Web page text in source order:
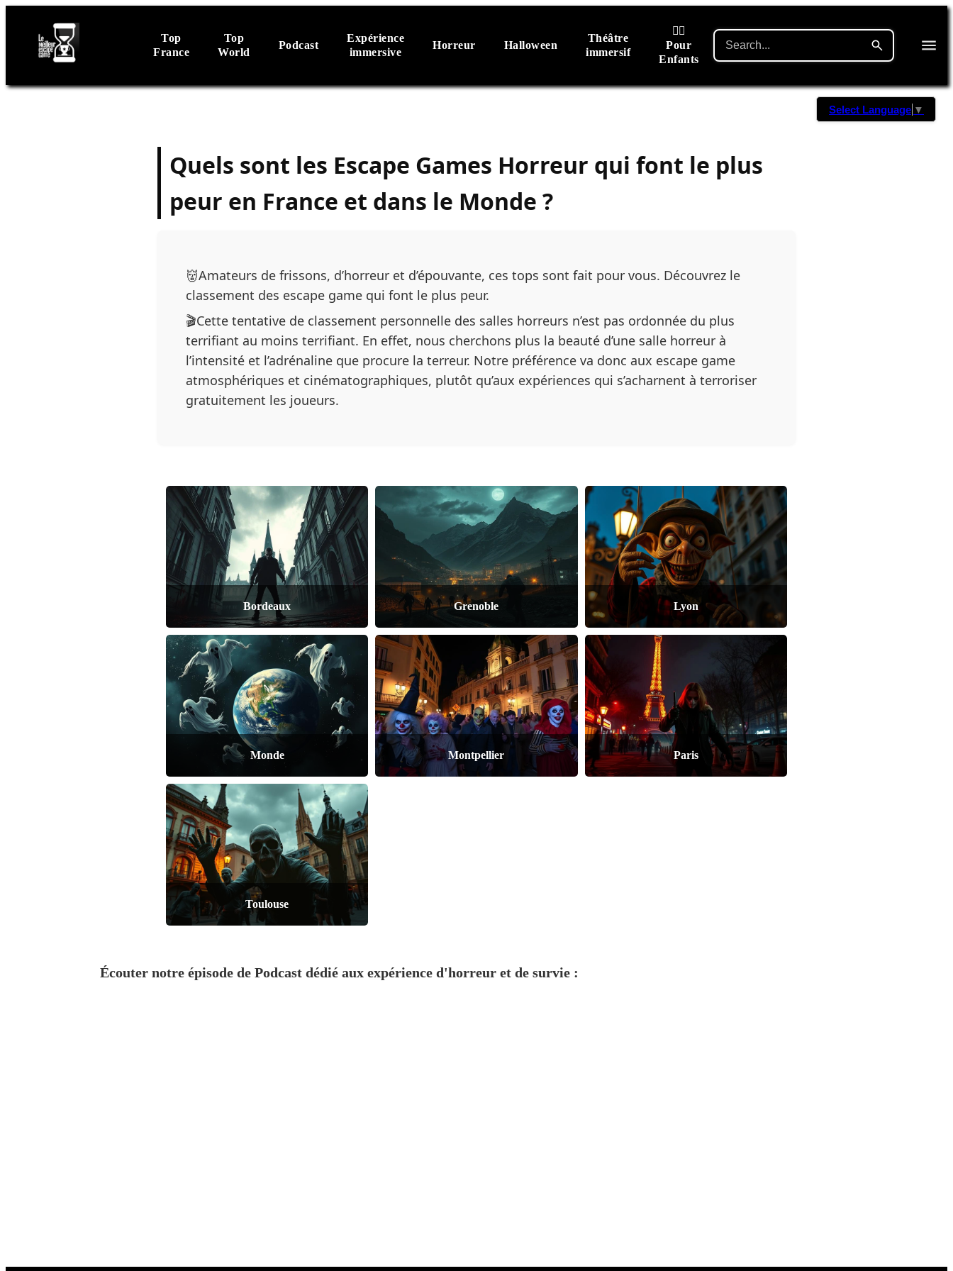
Top
France
Top
World
Podcast
Expérience
immersive
Horreur Halloween
Théâtre
immersif
🙋‍♂️
Pour
Enfants
Select Language ▼
Quels sont les Escape Games Horreur qui font le plus
peur en France et dans le Monde ?
👹Amateurs de frissons, d’horreur et d’épouvante, ces tops sont fait pour vous. Découvrez le
classement des escape game qui font le plus peur.
🎬Cette tentative de classement personnelle des salles horreurs n’est pas ordonnée du plus
terrifiant au moins terrifiant. En effet, nous cherchons plus la beauté d’une salle horreur à
l’intensité et l’adrénaline que procure la terreur. Notre préférence va donc aux escape game
atmosphériques et cinématographiques, plutôt qu’aux expériences qui s’acharnent à terroriser
gratuitement les joueurs.
Bordeaux Grenoble Lyon
Monde Montpellier Paris
Toulouse
Écouter notre épisode de Podcast dédié aux expérience d'horreur et de survie :